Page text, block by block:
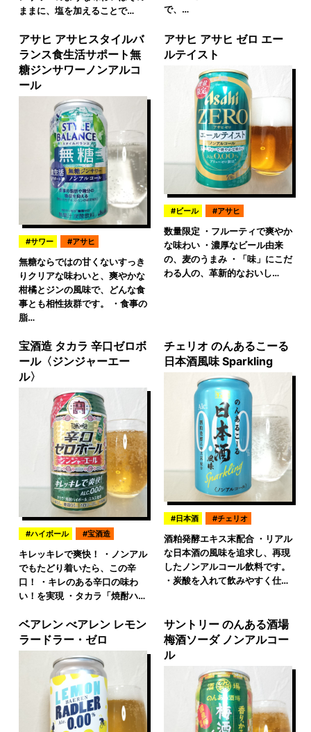
ままに、塩を加えることで…
で、…
アサヒ アサヒスタイルバ
ランス食生活サポート無
糖ジンサワーノンアルコ
ール
サワー アサヒ
無糖ならではの甘くないすっき
りクリアな味わいと、爽やかな
柑橘とジンの風味で、どんな食
事とも相性抜群です。 ・食事の
脂…
アサヒ アサヒ ゼロ エー
ルテイスト
ビール アサヒ
数量限定 ・フルーティで爽やか
な味わい ・濃厚なビール由来
の、麦のうまみ ・「味」にこだ
わる人の、革新的なおいし…
宝酒造 タカラ 辛口ゼロボ
ール〈ジンジャーエー
ル〉
ハイボール 宝酒造
キレッキレで爽快！ ・ノンアル
でもたどり着いたら、この辛
口！ ・キレのある辛口の味わ
い！を実現 ・タカラ「焼酎ハ…
チェリオ のんあるこーる
日本酒風味 Sparkling
日本酒 チェリオ
酒粕発酵エキス末配合 ・リアル
な日本酒の風味を追求し、再現
したノンアルコール飲料です。
・炭酸を入れて飲みやすく仕…
ベアレン べアレン レモン
ラードラー・ゼロ
サントリー のんある酒場
梅酒ソーダ ノンアルコー
ル